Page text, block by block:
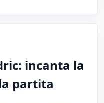
incanta la
partita